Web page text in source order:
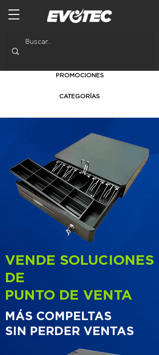
PROMOCIONES
CATEGORÍAS
VENDE SOLUCIONES
DE
PUNTO DE VENTA
MÁS COMPELTAS
SIN PERDER VENTAS